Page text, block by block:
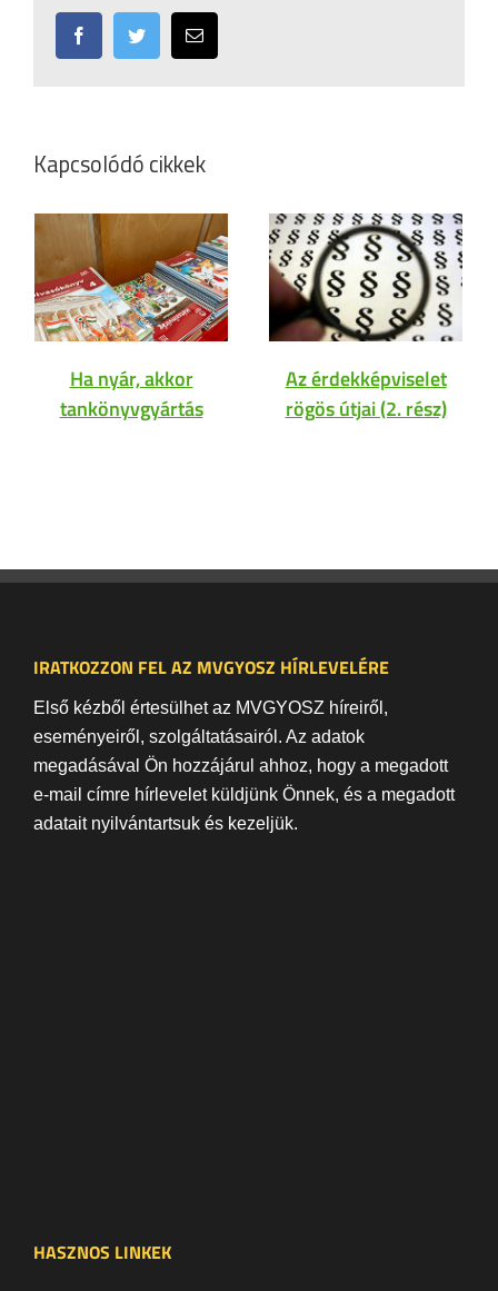
FacebookTwitter Email:
Kapcsolódó cikkek
Ha nyár, akkor
tankönyvgyártás
Az érdekképviselet
rögös útjai (2. rész)
IRATKOZZON FEL AZ MVGYOSZ HÍRLEVELÉRE
Első kézből értesülhet az MVGYOSZ híreiről,
eseményeiről, szolgáltatásairól. Az adatok
megadásával Ön hozzájárul ahhoz, hogy a megadott
e-mail címre hírlevelet küldjünk Önnek, és a megadott
adatait nyilvántartsuk és kezeljük.
HASZNOS LINKEK